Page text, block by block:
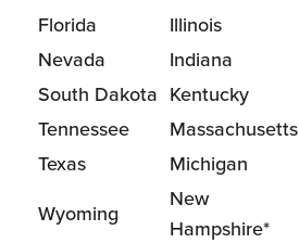
Florida
Illinois
Nevada
Indiana
South Dakota Kentucky
Tennessee
Massachusetts
Texas
Michigan
Wyoming
New
Hampshire*